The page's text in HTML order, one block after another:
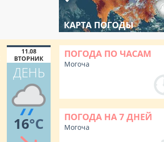
КАРТА ПОГОДЫ
11.08
ВТОРНИК
ДЕНЬ
16°C
ПОГОДА ПО ЧАСАМ
Могоча
ПОГОДА НА 7 ДНЕЙ
Могоча